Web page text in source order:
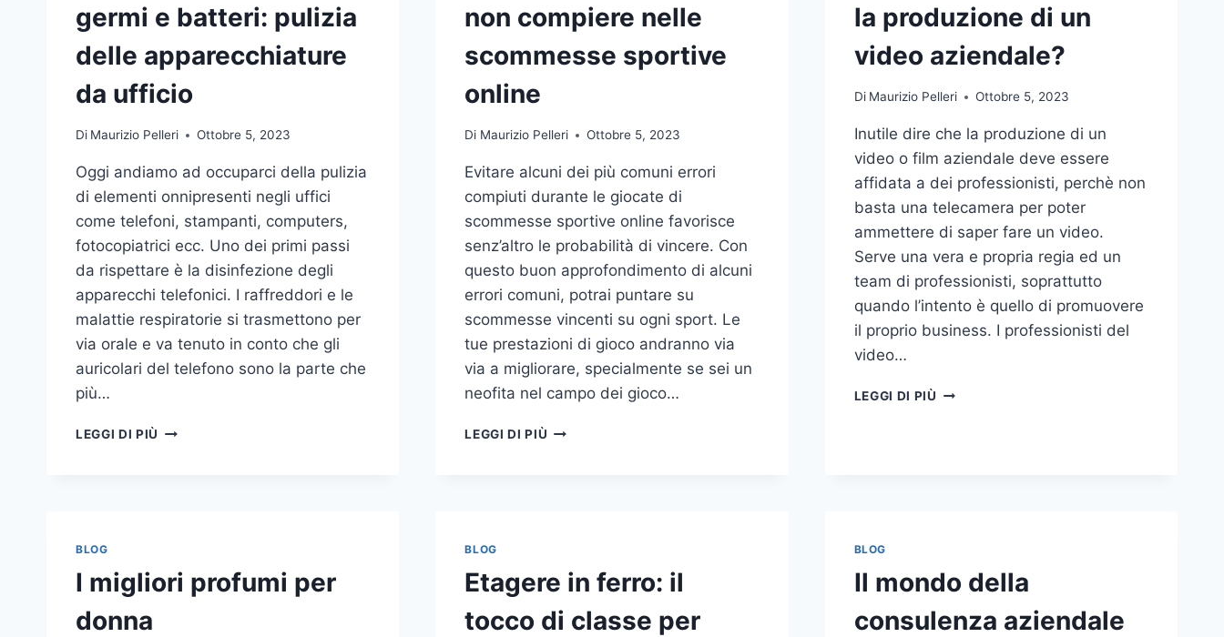
TIPOGRAFIA
ONLINE?
ECCO
germi e batteri: pulizia
delle apparecchiature
da ufficio
Di Maurizio Pelleri Ottobre 5, 2023
Oggi andiamo ad occuparci della pulizia
di elementi onnipresenti negli uffici
come telefoni, stampanti, computers,
fotocopiatrici ecc. Uno dei primi passi
da rispettare è la disinfezione degli
apparecchi telefonici. I raffreddori e le
malattie respiratorie si trasmettono per
via orale e va tenuto in conto che gli
auricolari del telefono sono la parte che
più…
LEGGI DI PIÙ UN
DELLE
APPARECCHIATURE
non compiere nelle
scommesse sportive
online
Di Maurizio Pelleri Ottobre 5, 2023
Evitare alcuni dei più comuni errori
compiuti durante le giocate di
scommesse sportive online favorisce
senz’altro le probabilità di vincere. Con
questo buon approfondimento di alcuni
errori comuni, potrai puntare su
scommesse vincenti su ogni sport. Le
tue prestazioni di gioco andranno via
via a migliorare, specialmente se sei un
neofita nel campo dei gioco…
LEGGI DI PIÙ GLI
SCOMMESSE
ONLINE
la produzione di un
video aziendale?
Di Maurizio Pelleri Ottobre 5, 2023
Inutile dire che la produzione di un
video o film aziendale deve essere
affidata a dei professionisti, perchè non
basta una telecamera per poter
ammettere di saper fare un video.
Serve una vera e propria regia ed un
team di professionisti, soprattutto
quando l’intento è quello di promuovere
il proprio business. I professionisti del
video…
LEGGI DI PIÙ
BLOG
I migliori profumi per
donna
BLOG
Etagere in ferro: il
tocco di classe per
BLOG
Il mondo della
consulenza aziendale